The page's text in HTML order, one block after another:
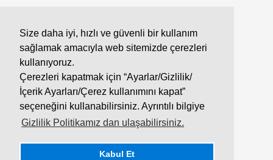
Size daha iyi, hızlı ve güvenli bir kullanım
sağlamak amacıyla web sitemizde çerezleri
kullanıyoruz.
Çerezleri kapatmak için “Ayarlar/Gizlilik/
İçerik Ayarları/Çerez kullanımını kapat”
seçeneğini kullanabilirsiniz. Ayrıntılı bilgiye
Gizlilik Politikamız dan ulaşabilirsiniz.
Kabul Et
EROGLU ALMANYA
EROGLU Präzisionswerkzeuge GmbH
Heerweg 9 - 72116 Mössingen
GERMANY
Telefon : +49 7473 95 45 - 0
Fax : +49 7473 95 45 - 25